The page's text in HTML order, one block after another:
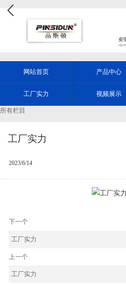
网站首页 产品中心
工厂实力 视频展示
所有栏目
工厂实力
2023/6/14
下一个
工厂实力
上一个
工厂实力